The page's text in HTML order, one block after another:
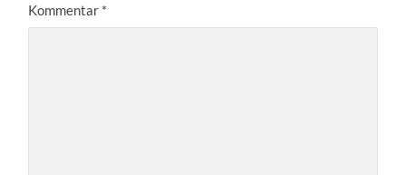
Kommentar *